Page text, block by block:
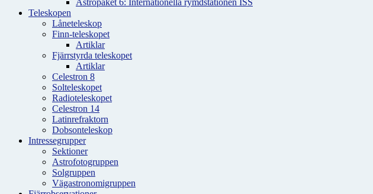
Astropaket 6: Internationella rymdstationen ISS
Teleskopen
Låneteleskop
Finn-teleskopet
Artiklar
Fjärrstyrda teleskopet
Artiklar
Celestron 8
Solteleskopet
Radioteleskopet
Celestron 14
Latinrefraktorn
Dobsonteleskop
Intressegrupper
Sektioner
Astrofotogruppen
Solgruppen
Vägastronomigruppen